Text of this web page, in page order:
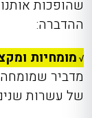
שהופכות
ההדברה:
√מומחיות
מדביר שמומחה
של עשרות